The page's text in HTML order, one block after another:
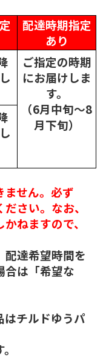
配達時期指定
あり
ご指定の時期
にお届けしま
す。
（6月中旬～8
月下旬）
せん。必ず
さい。なお、
ねますので、
達希望時間を
合は「希望な
チルドゆうパ